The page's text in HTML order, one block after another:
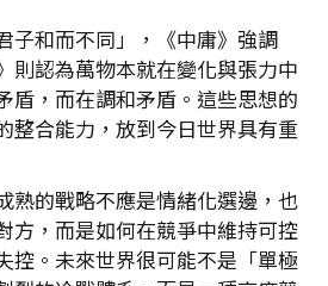
子和而不同」，《中庸》強調
則認為萬物本就在變化與張力中
盾，而在調和矛盾。這些思想的
整合能力，放到今日世界具有重
熟的戰略不應是情緒化選邊，也
方，而是如何在競爭中維持可控
控。未來世界很可能不是「單極